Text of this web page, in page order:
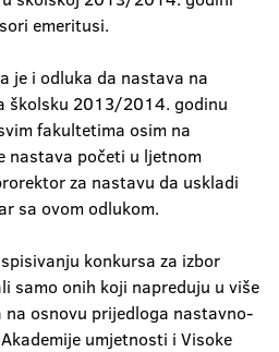
emeritusi.
je i odluka da nastava na
školsku 2013/2014. godinu
fakultetima osim na
nastava početi u ljetnom
za nastavu da uskladi
sa ovom odlukom.
konkursa za izbor
samo onih koji napreduju u više
na osnovu prijedloga nastavno-
umjetnosti i Visoke